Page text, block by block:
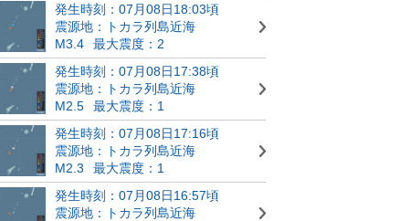
発生時刻：07月08日18:03頃
震源地：トカラ列島近海
M3.4
最大震度：2
発生時刻：07月08日17:38頃
震源地：トカラ列島近海
M2.5
最大震度：1
発生時刻：07月08日17:16頃
震源地：トカラ列島近海
M2.3
最大震度：1
発生時刻：07月08日16:57頃
震源地：トカラ列島近海